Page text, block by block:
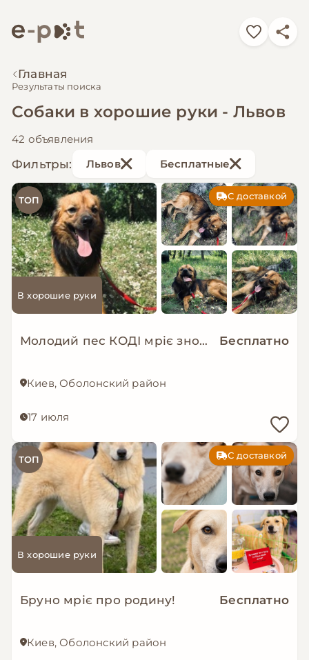
Главная
Результаты поиска
Собаки в хорошие руки - Львов
42 объявления
Фильтры: Львов Бесплатные
ТОП С доставкой
В хорошие руки
Молодий пес КОДІ мріє знову стати домашнім! Бесплатно
Киев, Оболонский район
17 июля
ТОП С доставкой
В хорошие руки
Бруно мріє про родину! Бесплатно
Киев, Оболонский район